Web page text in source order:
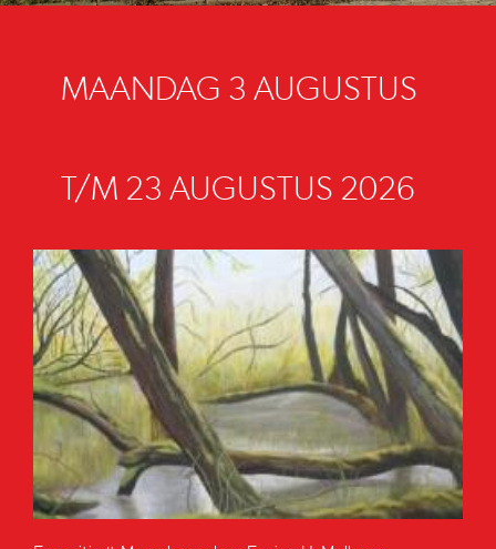
MAANDAG 3 AUGUSTUS
T/M 23 AUGUSTUS 2026